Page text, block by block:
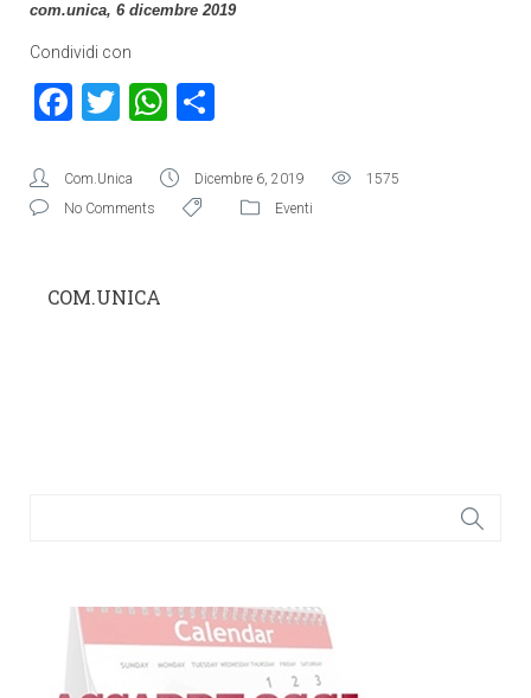
com.unica, 6 dicembre 2019
Condividi con
Facebook
TwitterWhatsApp
Com.Unica Dicembre 6, 2019
1575
No Comments
Eventi
COM.UNICA